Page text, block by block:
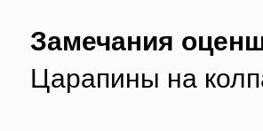
Замечания
Царапины на